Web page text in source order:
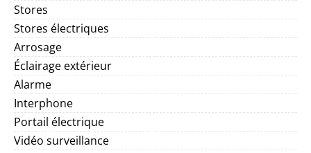
Stores
Stores électriques
Arrosage
Éclairage extérieur
Alarme
Interphone
Portail électrique
Vidéo surveillance